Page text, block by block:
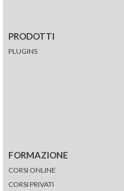
PRODOTTI
PLUGINS
FORMAZIONE
CORSI ONLINE
CORSI PRIVATI